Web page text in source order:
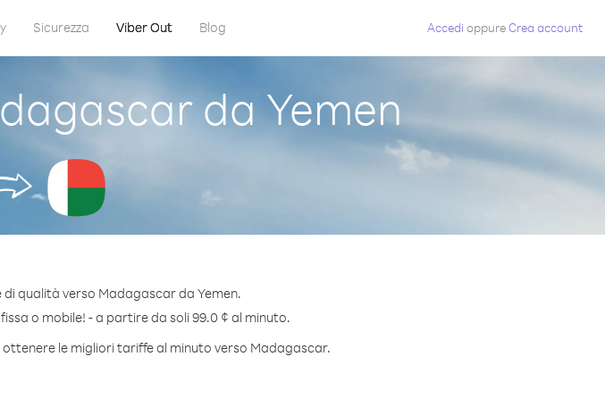
Sicurezza Viber Out Blog Accedi oppureCrea account
da Yemen
qualità verso Madagascar da Yemen.
o mobile! - a partire da soli 99.0 ¢ al minuto.
le migliori tariffe al minuto verso Madagascar.